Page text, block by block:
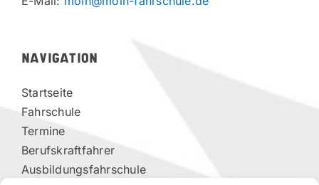
NAVIGATION
Startseite
Fahrschule
Termine
Berufskraftfahrer
Ausbildungsfahrschule